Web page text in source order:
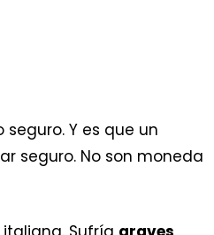
Y es que un
seguro. No son moneda